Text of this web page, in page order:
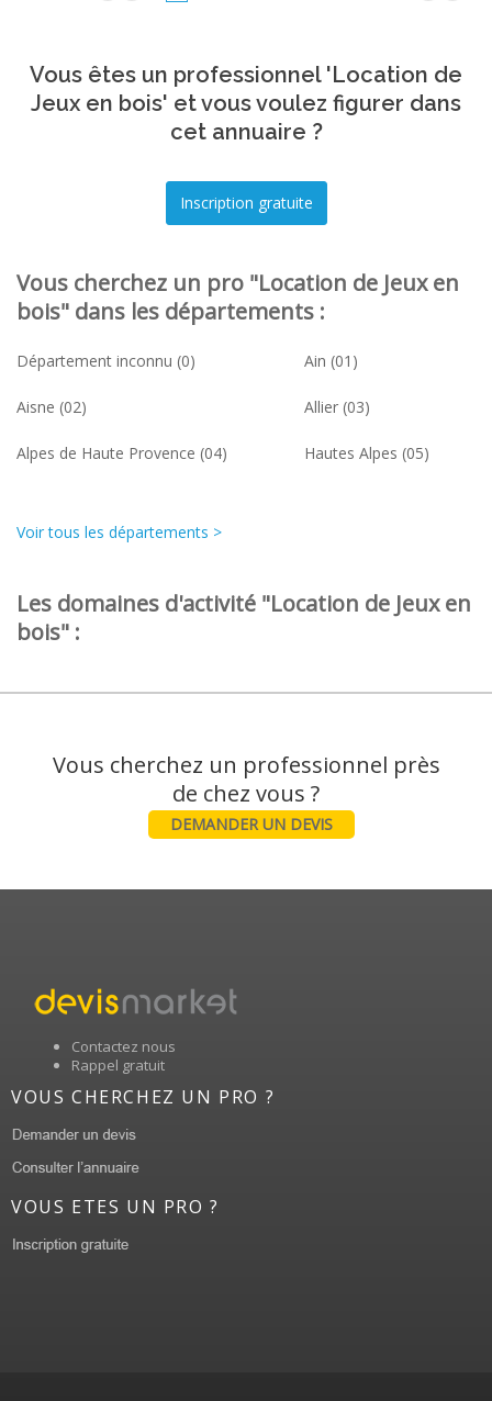
Vous êtes un professionnel 'Location de
Jeux en bois' et vous voulez figurer dans
cet annuaire ?
Vous cherchez un pro "Location de Jeux en
bois" dans les départements :
Département inconnu (0) Ain (01)
Aisne (02) Allier (03)
Alpes de Haute Provence (04) Hautes Alpes (05)
Voir tous les départements >
Les domaines d'activité "Location de Jeux en
bois" :
Vous cherchez un professionnel près
DEMANDER UN DEVIS
Contactez nous
Rappel gratuit
VOUS CHERCHEZ UN PRO ?
VOUS ETES UN PRO ?